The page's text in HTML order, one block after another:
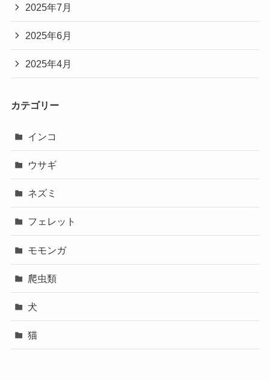
2025年7月
2025年6月
2025年4月
カテゴリー
インコ
ウサギ
ネズミ
フェレット
モモンガ
爬虫類
犬
猫